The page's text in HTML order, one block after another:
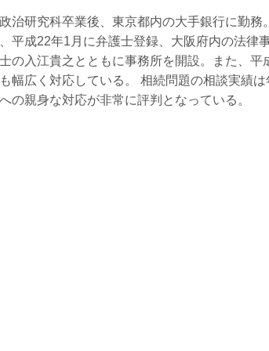
治研究科卒業後、東京都内の大手銀行に勤務
平成22年1月に弁護士登録、大阪府内の法律
の入江貴之とともに事務所を開設。また、
幅広く対応している。 相続問題の相談実績
の親身な対応が非常に評判となっている。